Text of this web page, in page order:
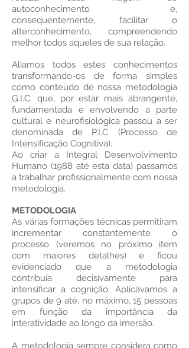
autoconhecimento e,
consequentemente, facilitar o
alterconhecimento, compreendendo
melhor todos aqueles de sua relação.
Aliamos todos estes conhecimentos
transformando-os de forma simples
como conteúdo de nossa metodologia
G.I.C. que, por estar mais abrangente,
fundamentada e envolvendo a parte
cultural e neurofisiológica passou a ser
denominada de P.I.C. (Processo de
Intensificação Cognitiva).
Ao criar a Integral Desenvolvimento
Humano (1988 até esta data) passamos
a trabalhar profissionalmente com nossa
metodologia.
METODOLOGIA
As várias formações técnicas permitiram
incrementar constantemente o
processo (veremos no próximo item
com maiores detalhes) e ficou
evidenciado que a metodologia
contribuía decisivamente para
intensificar a cognição. Aplicávamos a
grupos de 9 até, no máximo, 15 pessoas
em função da importância da
interatividade ao longo da imersão.
A metodologia sempre considera como